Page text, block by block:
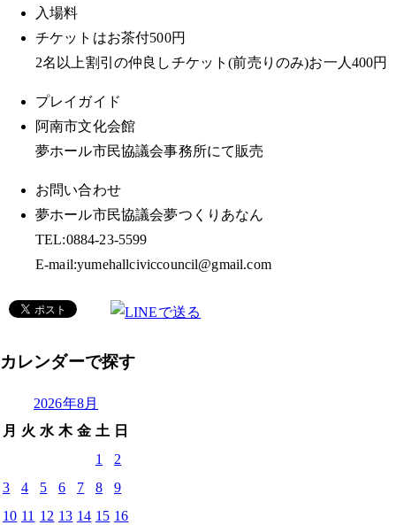
入場料
チケットはお茶付500円
2名以上割引の仲良しチケット(前売りのみ)お一人400円
プレイガイド
阿南市文化会館
夢ホール市民協議会事務所にて販売
お問い合わせ
夢ホール市民協議会夢つくりあなん
TEL:0884-23-5599
E-mail:yumehallciviccouncil@gmail.com
カレンダーで探す
2026年8月
月 火 水 木 金 土 日
1
2
3
4 5 6 7 8
9
10 11 12 13 14 15 16